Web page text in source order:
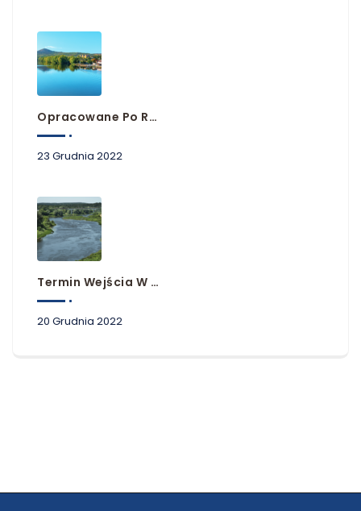
Opracowane Po Raz Pierwszy Plany Zarządzania Ryzykiem Powodziowym Dla Obszarów Dorzeczy Niemna, Dunaju I Łaby
23 Grudnia 2022
Termin Wejścia W Życie Planów Zarządzania Ryzykiem Powodziowym
20 Grudnia 2022